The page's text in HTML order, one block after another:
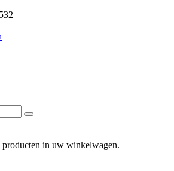
producten in uw winkelwagen.